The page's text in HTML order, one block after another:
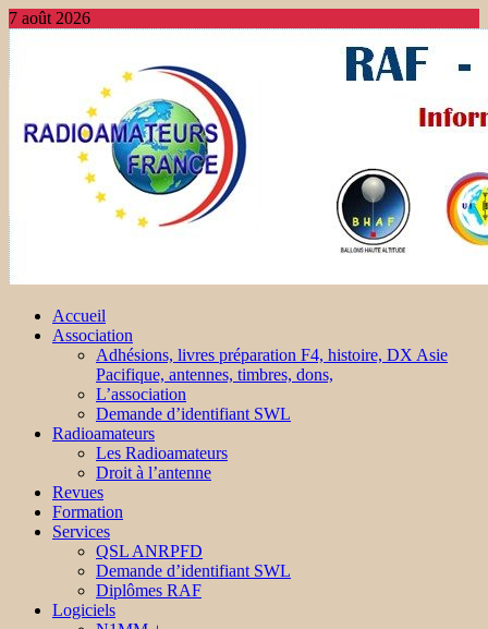
7 août 2026
Accueil
Association
Adhésions, livres préparation F4, histoire, DX Asie
Pacifique, antennes, timbres, dons,
L’association
Demande d’identifiant SWL
Radioamateurs
Les Radioamateurs
Droit à l’antenne
Revues
Formation
Services
QSL ANRPFD
Demande d’identifiant SWL
Diplômes RAF
Logiciels